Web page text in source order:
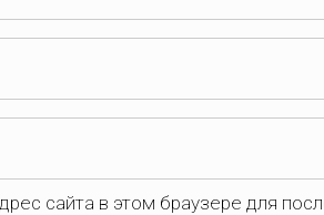
сайта в этом браузере для